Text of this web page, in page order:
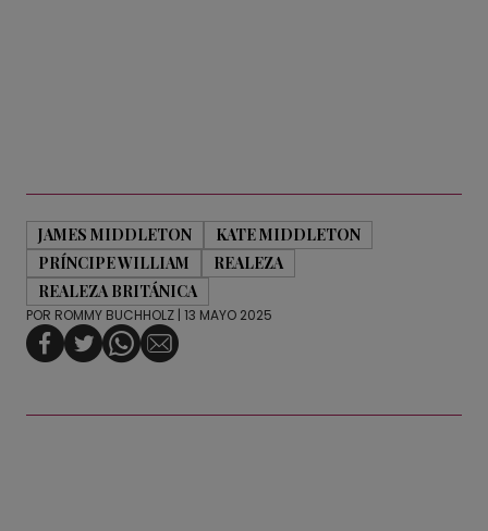
JAMES MIDDLETON
KATE MIDDLETON
PRÍNCIPE WILLIAM
REALEZA
REALEZA BRITÁNICA
POR ROMMY BUCHHOLZ | 13 MAYO 2025